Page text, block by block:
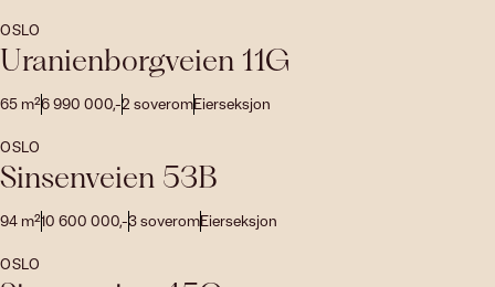
OSLO
Uranienborgveien 11G
65 m²6 990 000,-2 soveromEierseksjon
OSLO
Sinsenveien 53B
94 m²10 600 000,-3soveromEierseksjon
OSLO